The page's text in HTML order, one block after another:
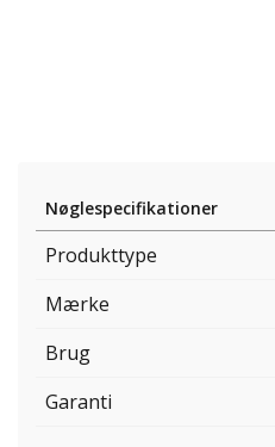
Nøglespecifikationer
Produkttype
Mærke
Brug
Garanti